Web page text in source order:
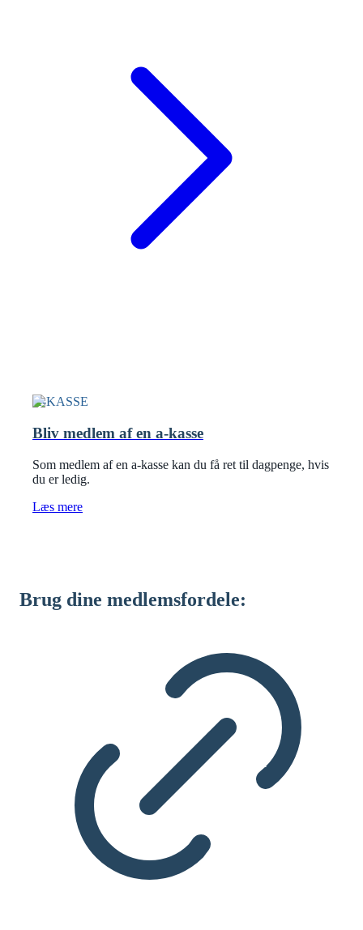
A-KASSE
Bliv medlem af en a-kasse
Som medlem af en a-kasse kan du få ret til dagpenge, hvis
du er ledig.
Læs mere
Brug dine medlemsfordele: